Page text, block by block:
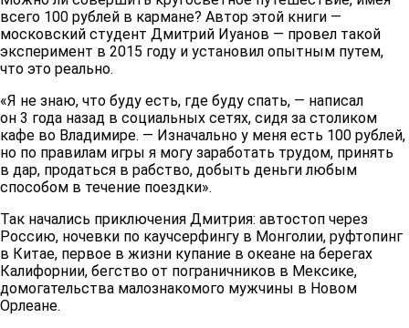
всего 100 рублей в кармане? Автор этой книги —
московский студент Дмитрий Иуанов — провел такой
эксперимент в 2015 году и установил опытным путем,
что это реально.
«Я не знаю, что буду есть, где буду спать, — написал
он 3 года назад в социальных сетях, сидя за столиком
кафе во Владимире. — Изначально у меня есть 100 рублей,
но по правилам игры я могу заработать трудом, принять
в дар, продаться в рабство, добыть деньги любым
способом в течение поездки».
Так начались приключения Дмитрия: автостоп через
Россию, ночевки по каучсерфингу в Монголии, руфтопинг
в Китае, первое в жизни купание в океане на берегах
Калифорнии, бегство от пограничников в Мексике,
домогательства малознакомого мужчины в Новом
Орлеане.